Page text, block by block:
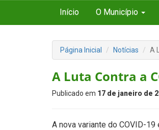
Início O Município
Página Inicial Notícias A
A Luta Contra a
Publicado em 17 de janeiro de
A nova variante do COVID-